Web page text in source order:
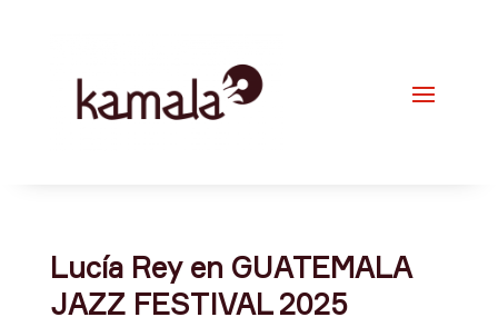
Lucía Rey en GUATEMALA
JAZZ FESTIVAL 2025